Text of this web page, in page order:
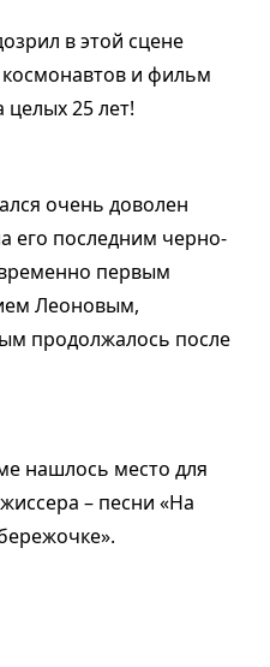
в этой сцене
и фильм
целых 25 лет!
очень доволен
его последним черно-
первым
Леоновым,
продолжалось после
нашлось место для
– песни «На